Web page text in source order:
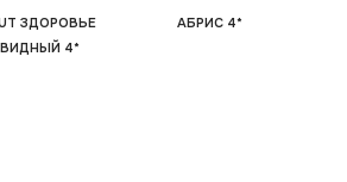
ЗДОРОВЬЕ
4*
АБРИС 4*